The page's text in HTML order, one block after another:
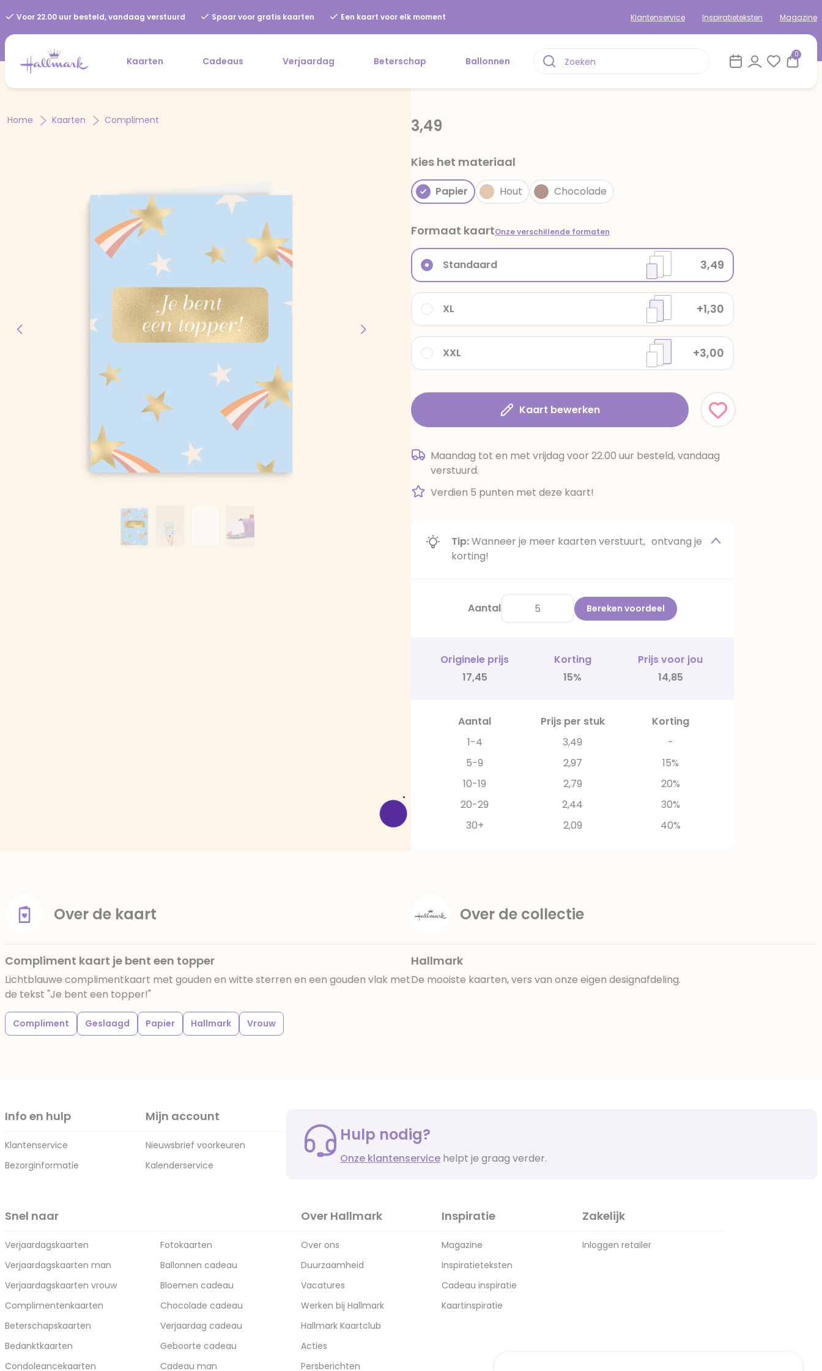
Voor 22.00 uur besteld, vandaag verstuurd Spaar voor gratis kaarten Een kaart voor elk moment Klantenservice Inspiratieteksten Magazine
Kaarten Cadeaus Verjaardag Beterschap Ballonnen
0
Home Kaarten Compliment 3,49
Kies het materiaal
Papier Hout Chocolade
Formaat kaartOnze verschillende formaten
XXL +3,00
XL +1,30
Standaard 3,49
Kaart bewerken
Maandag tot en met vrijdag voor 22.00 uur besteld, vandaag
verstuurd.
Verdien 5 punten met deze kaart!
Tip:Wanneer je meer kaarten verstuurt, ontvang je
korting!
Aantal Bereken voordeel
Originele prijs Korting
Prijs voor jou
17,45
15% 14,85
Aantal Prijs per stuk
Korting
1-4
3,49
-
5-9
2,97
15%
10-19
2,79
20%
20-29
2,44
30%
30+
2,09 40%
Over de kaart
Compliment kaart je bent een topper
Lichtblauwe complimentkaart met gouden en witte sterren en een gouden vlak met
de tekst "Je bent een topper!"
Compliment Geslaagd Papier Hallmark Vrouw
Over de collectie
Hallmark
De mooiste kaarten, vers van onze eigen designafdeling.
Info en hulp
Klantenservice
Bezorginformatie
Mijn account
Nieuwsbrief voorkeuren
Kalenderservice
Hulp nodig?
Onze klantenservice helpt je graag verder.
Snel naar
Verjaardagskaarten
Verjaardagskaarten man
Verjaardagskaarten vrouw
Complimentenkaarten
Beterschapskaarten
Bedanktkaarten
Condoleancekaarten
Fotokaarten
Ballonnen cadeau
Bloemen cadeau
Chocolade cadeau
Verjaardag cadeau
Geboorte cadeau
Cadeau man
Over Hallmark
Over ons
Duurzaamheid
Vacatures
Werken bij Hallmark
Hallmark Kaartclub
Acties
Persberichten
Inspiratie
Magazine
Inspiratieteksten
Cadeau inspiratie
Kaartinspiratie
Zakelijk
Inloggen retailer